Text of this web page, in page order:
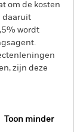
om de kosten
daaruit
wordt
zijn deze
Toon minder